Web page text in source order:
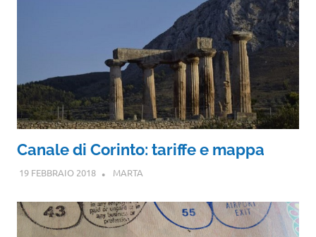
Canale di Corinto: tariffe e mappa
19 FEBBRAIO 2018 MARTA